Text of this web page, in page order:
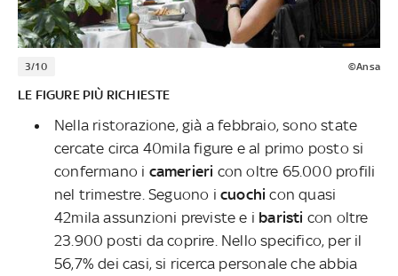
3/10 ©Ansa
LE FIGURE PIÙ RICHIESTE
Nella ristorazione, già a febbraio, sono state
cercate circa 40mila figure e al primo posto si
confermano i camerieri con oltre 65.000 profili
nel trimestre. Seguono i cuochi con quasi
42mila assunzioni previste e i baristi con oltre
23.900 posti da coprire. Nello specifico, per il
56,7% dei casi, si ricerca personale che abbia